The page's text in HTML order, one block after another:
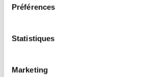
Préférences
Statistiques
Marketing